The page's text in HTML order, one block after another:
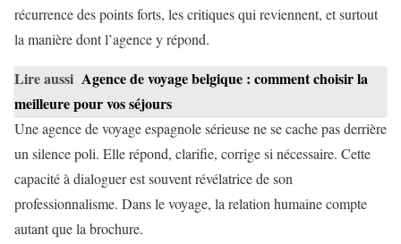
récurrence des points forts, les critiques qui reviennent, et surtout
la manière dont l’agence y répond.
Lire aussi Agence de voyage belgique : comment choisir la
meilleure pour vos séjours
Une agence de voyage espagnole sérieuse ne se cache pas derrière
un silence poli. Elle répond, clarifie, corrige si nécessaire. Cette
capacité à dialoguer est souvent révélatrice de son
professionnalisme. Dans le voyage, la relation humaine compte
autant que la brochure.